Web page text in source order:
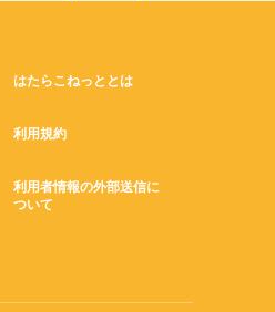
はたらこねっととは
利用規約
利用者情報の外部送信に
ついて